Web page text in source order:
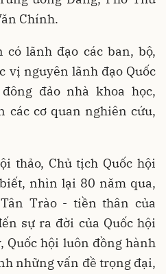
Chính.
lãnh đạo các ban, bộ,
vị nguyên lãnh đạo Quốc
đảo nhà khoa học,
các cơ quan nghiên cứu,
thảo, Chủ tịch Quốc hội
nhìn lại 80 năm qua,
Trào - tiền thân của
sự ra đời của Quốc hội
Quốc hội luôn đồng hành
những vấn đề trọng đại,